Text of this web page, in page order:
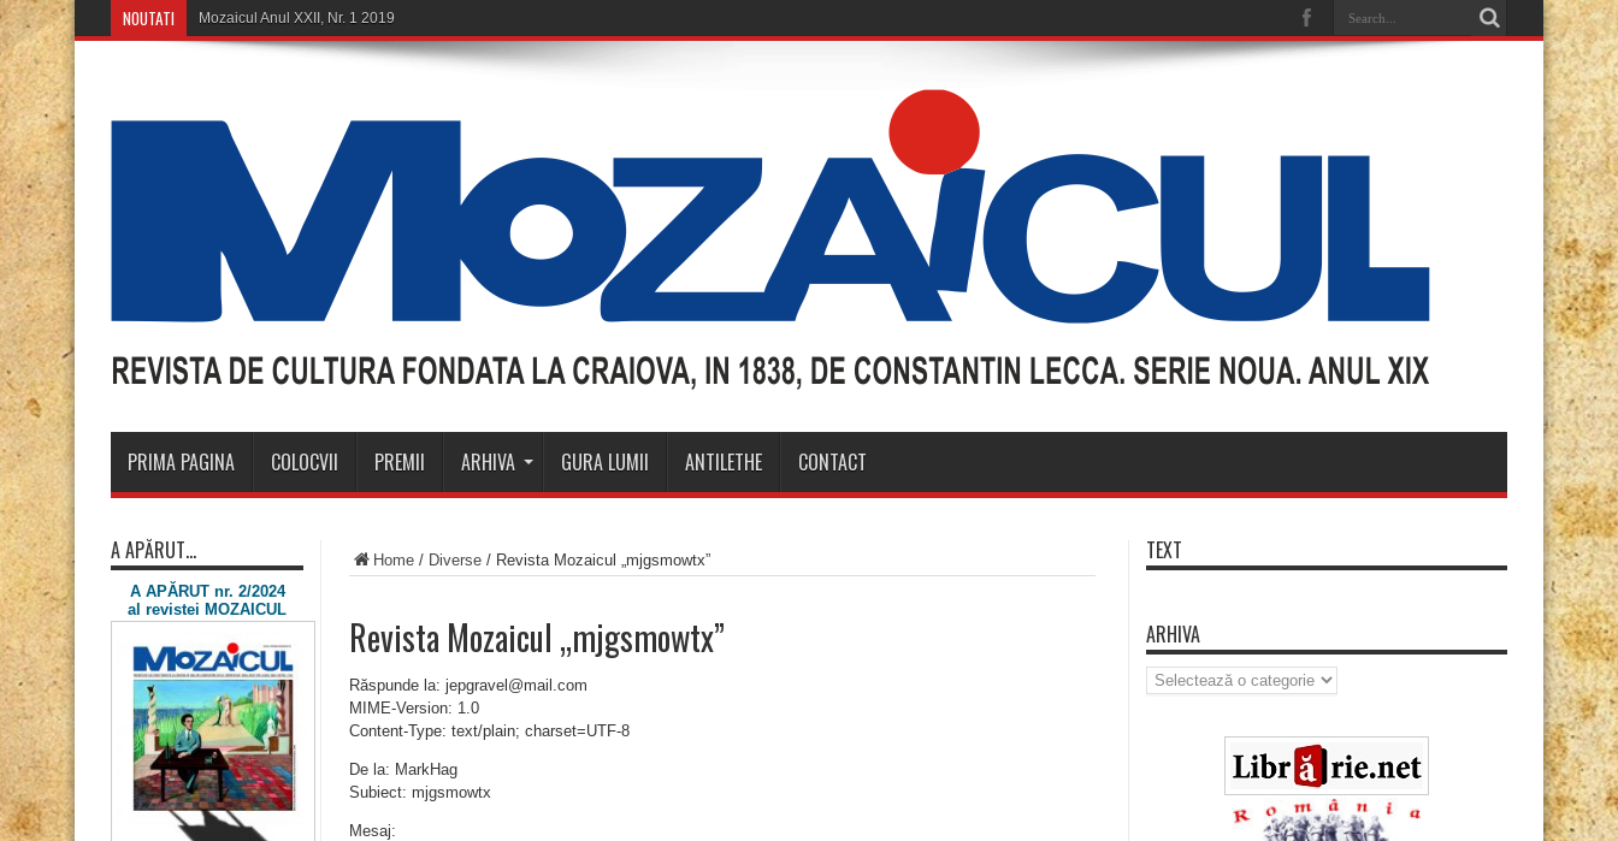
NOUTATI Mozaicul Anul XXII, Nr. 1 2019
PRIMA PAGINA COLOCVII PREMII ARHIVA GURA LUMII ANTILETHE CONTACT
Home / Diverse / Revista Mozaicul „mjgsmowtx”
Revista Mozaicul „mjgsmowtx”
Răspunde la: jepgravel@mail.com
MIME-Version: 1.0
Content-Type: text/plain; charset=UTF-8
De la: MarkHag
Subiect: mjgsmowtx
Mesaj:
A APĂRUT…
A APĂRUT nr. 2/2024
al revistei MOZAICUL
TEXT
ARHIVA
Arhiva